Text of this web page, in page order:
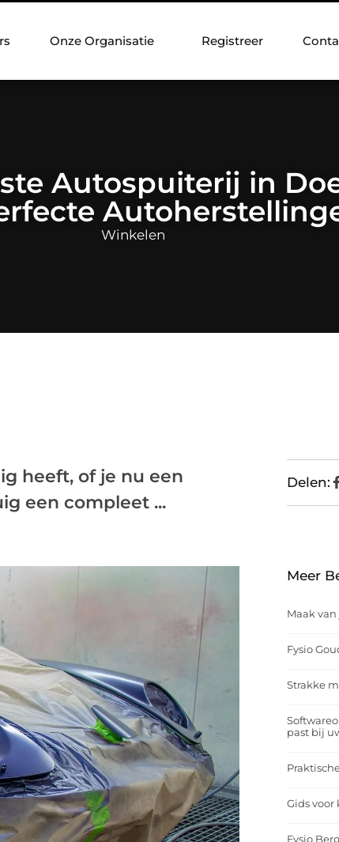
Onze Organisatie Registreer
Autospuiterij in
Winkelen
heeft, of je nu een
een compleet ...
Delen:
Meer
Maak
Fysio
Strakke
past bij
Gids
Fysio